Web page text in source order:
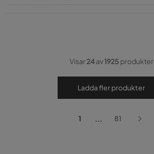
Visar24av1925 produkter
Ladda fler produkter
1 ... 81